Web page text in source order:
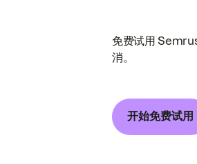
免费试用
消。
开始免费试用